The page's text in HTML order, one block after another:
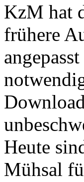
KzM hat
frühere
Heute
Mühsal